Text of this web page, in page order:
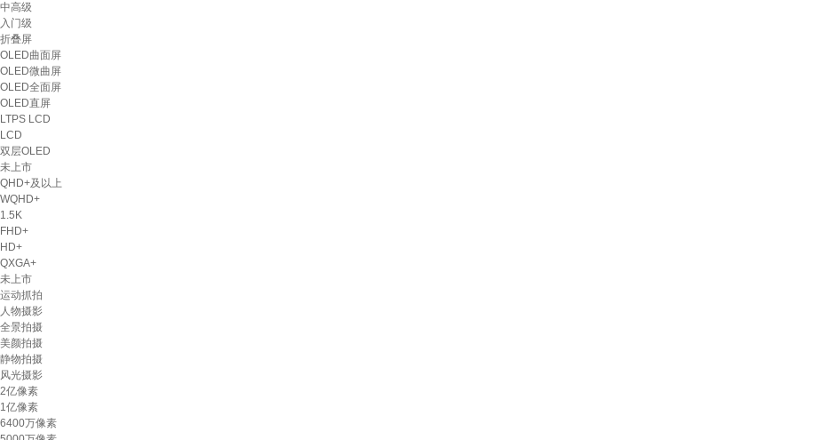
中高级
入门级
折叠屏
OLED曲面屏
OLED微曲屏
OLED全面屏
OLED直屏
LTPS LCD
LCD
双层OLED
未上市
QHD+及以上
WQHD+
1.5K
FHD+
HD+
QXGA+
未上市
运动抓拍
人物摄影
全景拍摄
美颜拍摄
静物拍摄
风光摄影
2亿像素
1亿像素
6400万像素